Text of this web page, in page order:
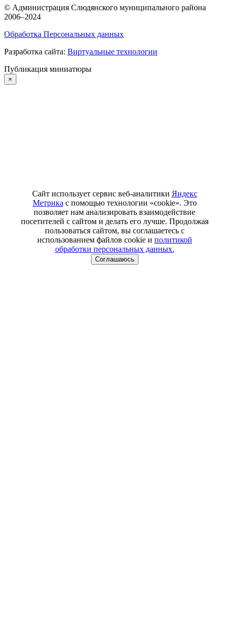
© Администрация Слюдянского муниципального района
2006–2024
Обработка Персональных данных
Разработка сайта: Виртуальные технологии
Публикация миниатюры
×
Сайт использует сервис веб-аналитики Яндекс
Метрика с помощью технологии «cookie». Это
позволяет нам анализировать взаимодействие
посетителей с сайтом и делать его лучше. Продолжая
пользоваться сайтом, вы соглашаетесь с
использованием файлов cookie и политикой
обработки персональных данных.
Соглашаюсь